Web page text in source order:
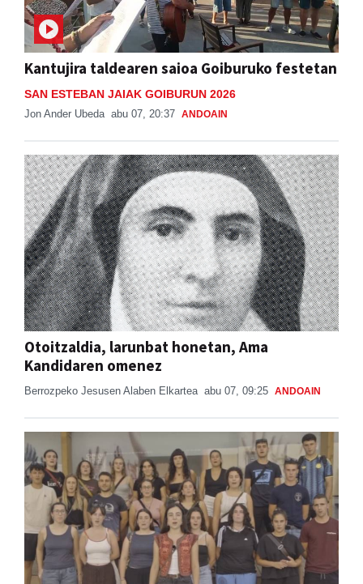
Kantujira taldearen saioa Goiburuko festetan
SAN ESTEBAN JAIAK GOIBURUN 2026
Jon Ander Ubeda abu 07, 20:37 ANDOAIN
Otoitzaldia, larunbat honetan, Ama
Kandidaren omenez
Berrozpeko Jesusen Alaben Elkartea abu 07, 09:25 ANDOAIN